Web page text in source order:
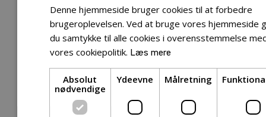
Tilbehør Entreprenørudstyr
Tilbehør Havetraktor
Tilbehør Hækkeklippere
Tilbehør Motorsav
Tilbehør Kæder
Tilbehør Sværd
Tilbehør Rengøringsmaskiner
Denne hjemmeside bruger cookies til at forbedre
brugeroplevelsen. Ved at bruge vores hjemmeside
du samtykke til alle cookies i overensstemmelse
vores cookiepolitik. Læs mere
Absolut
nødvendige
Ydeevne Målretning